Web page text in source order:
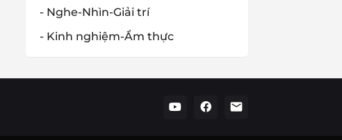
- Nghe-Nhìn-Giải trí
- Kinh nghiệm-Ẩm thực